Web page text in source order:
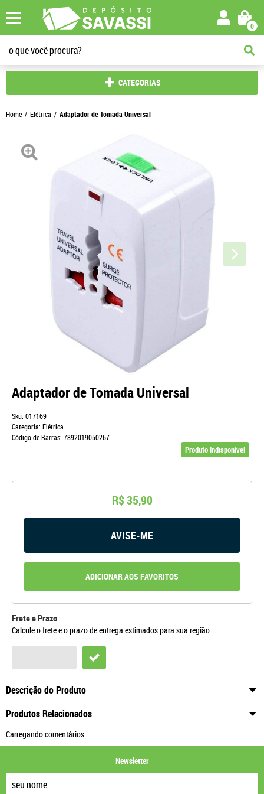
0
CATEGORIAS
Home Elétrica Adaptador de Tomada Universal
Adaptador de Tomada Universal
Sku: 017169
Categoria: Elétrica
Código de Barras: 7892019050267
Produto Indisponível
R$ 35,90
AVISE-ME
ADICIONAR AOS FAVORITOS
Frete e Prazo
Calcule o frete e o prazo de entrega estimados para sua região:
Descrição do Produto
Produtos Relacionados
Carregando comentários ...
Newsletter